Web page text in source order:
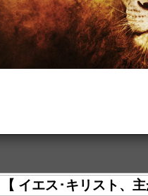
【 イエス･キリスト、